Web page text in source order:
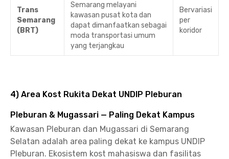
Trans
Semarang
(BRT)
Semarang melayani
kawasan pusat kota dan
dapat dimanfaatkan sebagai
moda transportasi umum
yang terjangkau
Bervariasi
per
koridor
4) Area Kost Rukita Dekat UNDIP Pleburan
Pleburan & Mugassari — Paling Dekat Kampus
Kawasan Pleburan dan Mugassari di Semarang
Selatan adalah area paling dekat ke kampus UNDIP
Pleburan. Ekosistem kost mahasiswa dan fasilitas